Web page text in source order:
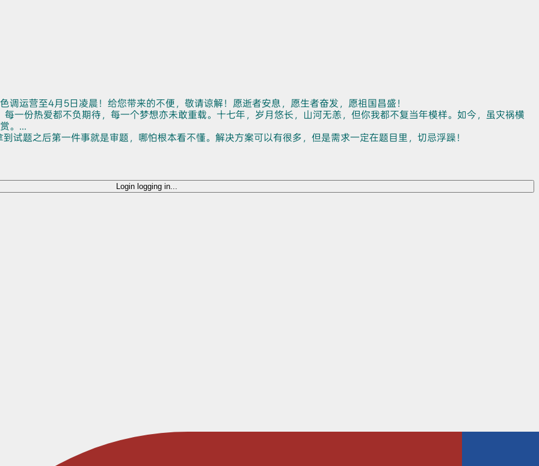
调运营至4月5日凌晨！给您带来的不便，敬请谅解！愿逝者安息，愿生者奋发，愿祖国昌盛！
一份热爱都不负期待，每一个梦想亦未敢重载。十七年，岁月悠长，山河无恙，但你我都不复当年模样。如今，虽灾祸横
。...
试题之后第一件事就是审题，哪怕根本看不懂。解决方案可以有很多，但是需求一定在题目里，切忌浮躁！
Login logging in...